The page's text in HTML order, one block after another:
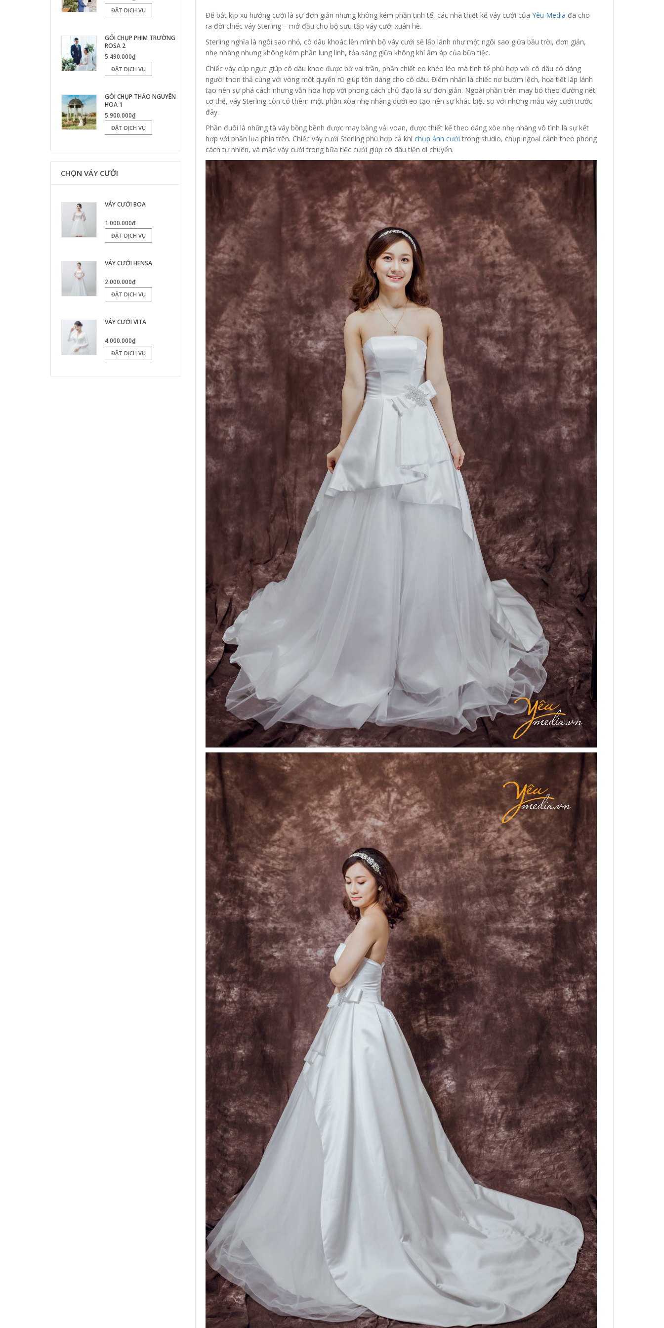
ĐẶT DỊCH VỤ
GÓI CHỤP PHIM TRƯỜNG
ROSA 2
5.490.000₫
ĐẶT DỊCH VỤ
GÓI CHỤP THẢO NGUYÊN
HOA 1
5.900.000₫
ĐẶT DỊCH VỤ
CHỌN VÁY CƯỚI
VÁY CƯỚI BOA
1.000.000₫
ĐẶT DỊCH VỤ
VÁY CƯỚI HENSA
2.000.000₫
ĐẶT DỊCH VỤ
VÁY CƯỚI VITA
4.000.000₫
ĐẶT DỊCH VỤ
Để bắt kịp xu hướng cưới là sự đơn giản nhưng không kém phần tinh tế, các nhà thiết kế váy cưới của Yêu Media đã cho
ra đời chiếc váy Sterling – mở đầu cho bộ sưu tập váy cưới xuân hè.
Sterling nghĩa là ngôi sao nhỏ, cô dâu khoác lên mình bộ váy cưới sẽ lấp lánh như một ngôi sao giữa bầu trời, đơn giản,
nhẹ nhàng nhưng không kém phần lung linh, tỏa sáng giữa không khí ấm áp của bữa tiệc.
Chiếc váy cúp ngực giúp cô dâu khoe được bờ vai trần, phần chiết eo khéo léo mà tinh tế phù hợp với cô dâu có dáng
người thon thả cùng với vòng một quyến rũ giúp tôn dáng cho cô dâu. Điểm nhấn là chiếc nơ bướm lệch, họa tiết lấp lánh
tạo nên sự phá cách nhưng vẫn hòa hợp với phong cách chủ đạo là sự đơn giản. Ngoài phần trên may bó theo đường nét
cơ thể, váy Sterling còn có thêm một phần xòa nhẹ nhàng dưới eo tạo nên sự khác biệt so với những mẫu váy cưới trước
đây.
Phần đuôi là những tà váy bồng bềnh được may bằng vải voan, được thiết kế theo dáng xòe nhẹ nhàng vô tình là sự kết
hợp với phần lụa phía trên. Chiếc váy cưới Sterling phù hợp cả khi chụp ảnh cưới trong studio, chụp ngoại cảnh theo phong
cách tự nhiên, và mặc váy cưới trong bữa tiệc cưới giúp cô dâu tiện di chuyển.